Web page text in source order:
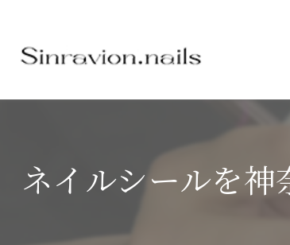
ネイルシールを